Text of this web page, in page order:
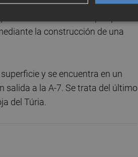
enlaza el terreno del parque
la construcción de una
y se encuentra en un
salida a la A-7. Se trata del último
del Túria.